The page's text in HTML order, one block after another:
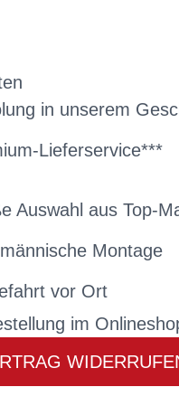
in unserem
Lieferservice***
Auswahl aus Top-
Montage
vor Ort
im